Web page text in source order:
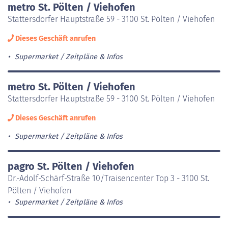
metro St. Pölten / Viehofen
Stattersdorfer Hauptstraße 59 - 3100 St. Pölten / Viehofen
Dieses Geschäft anrufen
Supermarket Zeitpläne & Infos
metro St. Pölten / Viehofen
Stattersdorfer Hauptstraße 59 - 3100 St. Pölten / Viehofen
Dieses Geschäft anrufen
Supermarket Zeitpläne & Infos
pagro St. Pölten / Viehofen
Dr.-Adolf-Schärf-Straße 10/Traisencenter Top 3 - 3100 St.
Pölten / Viehofen
Supermarket Zeitpläne & Infos